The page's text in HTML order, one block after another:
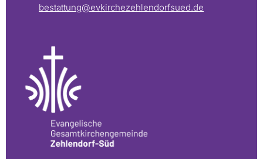
bestattung@evkirchezehlendorfsued.de